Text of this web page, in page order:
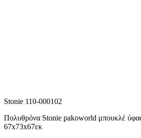
Stonie 110-000102
Πολυθρόνα Stonie pakoworld μπουκλέ
67x73x67εκ